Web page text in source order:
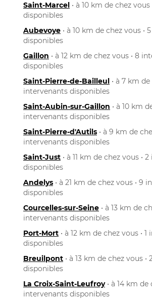
Saint-Marcel • à 10 km de chez
disponibles
Aubevoye • à 10 km de chez vous •
disponibles
Gaillon • à 12 km de chez vous • 8
disponibles
Saint-Pierre-de-Bailleul • à 7 km de
intervenants disponibles
Saint-Aubin-sur-Gaillon • à 10 km
intervenants disponibles
Saint-Pierre-d'Autils • à 9 km de
intervenants disponibles
Saint-Just • à 11 km de chez vous •
disponibles
Andelys • à 21 km de chez vous • 9
disponibles
Courcelles-sur-Seine • à 13 km de
intervenants disponibles
Port-Mort • à 12 km de chez vous •
disponibles
Breuilpont • à 13 km de chez vous
disponibles
La Croix-Saint-Leufroy• à 14 km de
intervenants disponibles